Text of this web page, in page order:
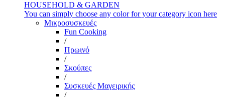
HOUSEHOLD & GARDEN
You can simply choose any color for your category icon here
Μικροσυσκευές
Fun Cooking
/
Πρωινό
/
Σκούπες
/
Συσκευές Μαγειρικής
/